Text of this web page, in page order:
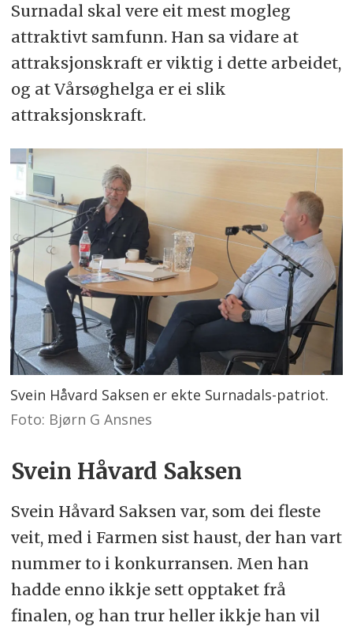
Surnadal skal vere eit mest mogleg
attraktivt samfunn. Han sa vidare at
attraksjonskraft er viktig i dette arbeidet,
og at Vårsøghelga er ei slik
attraksjonskraft.
Svein Håvard Saksen er ekte Surnadals-patriot.
Foto: Bjørn G Ansnes
Svein Håvard Saksen
Svein Håvard Saksen var, som dei fleste
veit, med i Farmen sist haust, der han vart
nummer to i konkurransen. Men han
hadde enno ikkje sett opptaket frå
finalen, og han trur heller ikkje han vil